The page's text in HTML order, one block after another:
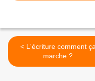
< L'écriture comment ça
marche ?